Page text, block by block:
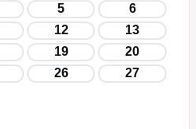
5
6
12
13
19
20
26
27